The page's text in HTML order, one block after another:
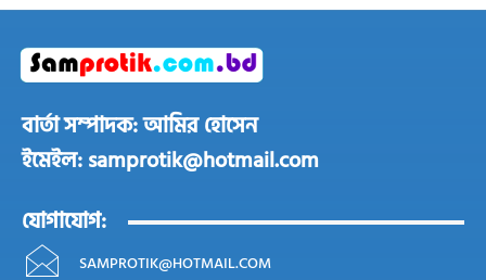
বার্তা সম্পাদক: আমির হোসেন
ইমেইল: samprotik@hotmail.com
যোগাযোগ:
SAMPROTIK@HOTMAIL.COM